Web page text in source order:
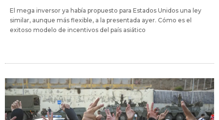
El mega inversor ya había propuesto para Estados Unidos una ley
similar, aunque más flexible, a la presentada ayer. Cómo es el
exitoso modelo de incentivos del país asiático